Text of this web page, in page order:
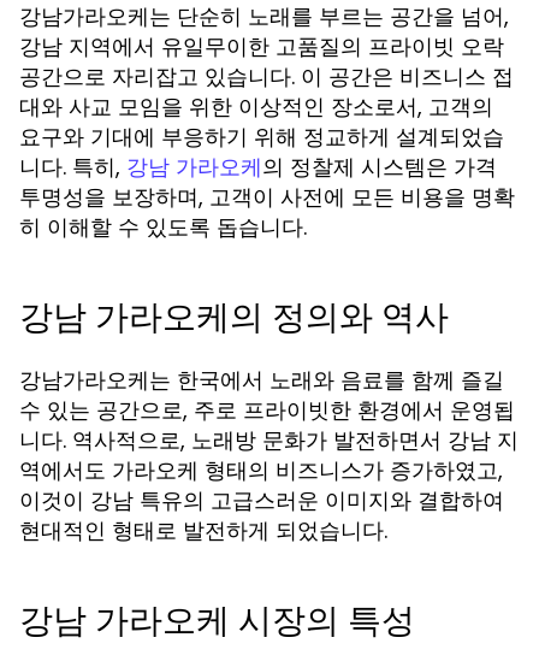
강남가라오케는 단순히 노래를 부르는 공간을 넘어,
강남 지역에서 유일무이한 고품질의 프라이빗 오락
공간으로 자리잡고 있습니다. 이 공간은 비즈니스 접
대와 사교 모임을 위한 이상적인 장소로서, 고객의
요구와 기대에 부응하기 위해 정교하게 설계되었습
니다. 특히, 강남 가라오케의 정찰제 시스템은 가격
투명성을 보장하며, 고객이 사전에 모든 비용을 명확
히 이해할 수 있도록 돕습니다.
강남 가라오케의 정의와 역사
강남가라오케는 한국에서 노래와 음료를 함께 즐길
수 있는 공간으로, 주로 프라이빗한 환경에서 운영됩
니다. 역사적으로, 노래방 문화가 발전하면서 강남 지
역에서도 가라오케 형태의 비즈니스가 증가하였고,
이것이 강남 특유의 고급스러운 이미지와 결합하여
현대적인 형태로 발전하게 되었습니다.
강남 가라오케 시장의 특성